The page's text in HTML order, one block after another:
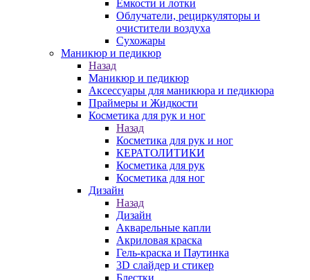
Емкости и лотки
Облучатели, рециркуляторы и
очистители воздуха
Сухожары
Маникюр и педикюр
Назад
Маникюр и педикюр
Аксессуары для маникюра и педикюра
Праймеры и Жидкости
Косметика для рук и ног
Назад
Косметика для рук и ног
КЕРАТОЛИТИКИ
Косметика для рук
Косметика для ног
Дизайн
Назад
Дизайн
Акварельные капли
Акриловая краска
Гель-краска и Паутинка
3D слайдер и стикер
Блестки